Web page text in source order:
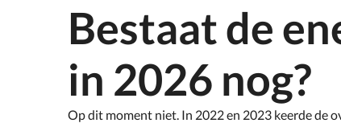
Bestaat de
in 2026 nog?
Op dit moment niet. In 2022 en 2023 keerde de